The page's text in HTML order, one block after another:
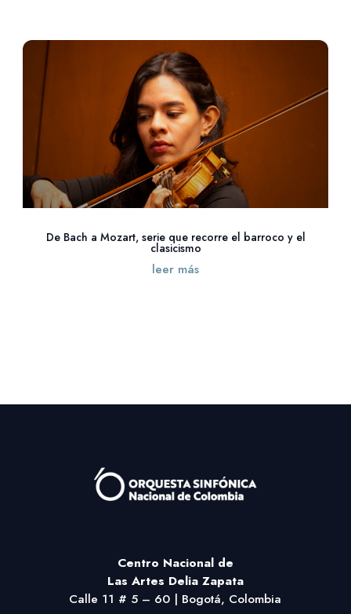
De Bach a Mozart, serie que recorre el barroco y el
clasicismo
leer más
Centro Nacional de
Las Artes Delia Zapata
Calle 11 # 5 – 60 | Bogotá, Colombia